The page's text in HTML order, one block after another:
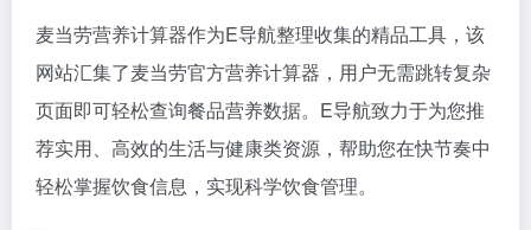
麦当劳营养计算器作为E导航整理收集的精品工具，该
网站汇集了麦当劳官方营养计算器，用户无需跳转复杂
页面即可轻松查询餐品营养数据。E导航致力于为您推
荐实用、高效的生活与健康类资源，帮助您在快节奏中
轻松掌握饮食信息，实现科学饮食管理。